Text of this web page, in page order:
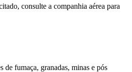
consulte a companhia aérea para
fumaça, granadas, minas e pós